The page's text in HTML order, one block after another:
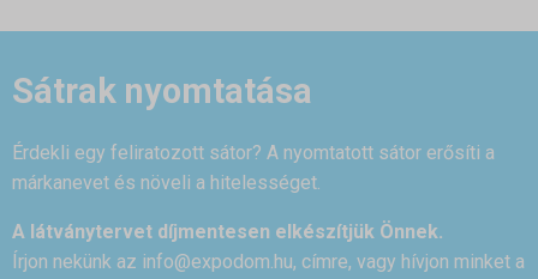
Sátrak nyomtatása
Érdekli egy feliratozott sátor? A nyomtatott sátor erősíti a
márkanevet és növeli a hitelességet.
A látványtervet díjmentesen elkészítjük Önnek.
Írjon nekünk az info@expodom.hu, címre, vagy hívjon minket a